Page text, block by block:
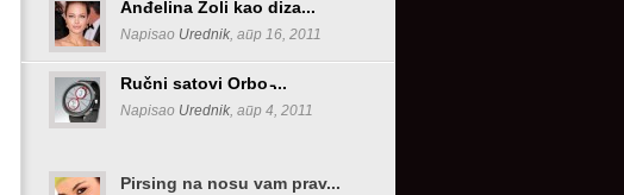
Anđelina Žoli kao diza...
Napisao Urednik, апр 16, 2011
Ručni satovi Orbo ̵...
Napisao Urednik, апр 4, 2011
Pirsing na nosu vam prav...